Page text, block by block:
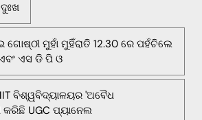
ଗୋଷ୍ଠୀ ମୁହାଁ ମୁହିଁରାତି 12.30 ରେ ପହଁଚିଲେ
ଏସ ଡି ପି ଓ
ବିଶ୍ୱବିଦ୍ୟାଳୟର 'ଅବୈଧ
କରିଛି UGC ପ୍ୟାନେଲ